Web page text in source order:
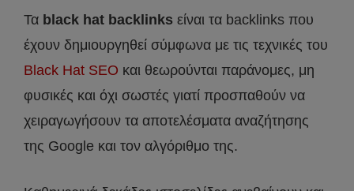
Τα black hat backlinks είναι τα backlinks που
έχουν δημιουργηθεί σύμφωνα με τις τεχνικές του
Black Hat SEO και θεωρούνται παράνομες, μη
φυσικές και όχι σωστές γιατί προσπαθούν να
χειραγωγήσουν τα αποτελέσματα αναζήτησης
της Google και τον αλγόριθμο της.